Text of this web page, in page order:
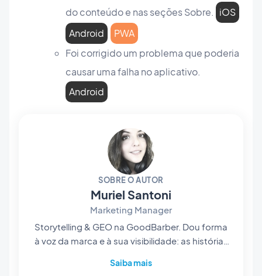
do conteúdo e nas seções Sobre. iOS
Android
PWA
Foi corrigido um problema que poderia
causar uma falha no aplicativo.
Android
SOBRE O AUTOR
Muriel Santoni
Marketing Manager
Storytelling & GEO na GoodBarber. Dou forma
à voz da marca e à sua visibilidade: as histórias
— cada vez mais — a forma como surgem nas
Saiba mais